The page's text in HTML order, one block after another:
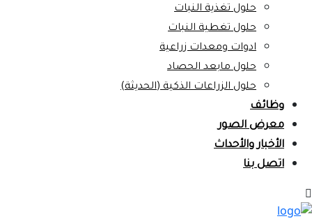
حلول تغذية النبات
حلول تغطية النبات
ادوات ومعدات زراعية
حلول مابعد الحصاد
حلول الزراعات الذكية (الحديثة)
وظائف
معرض الصور
الأخبار والأحداث
اتصل بنا